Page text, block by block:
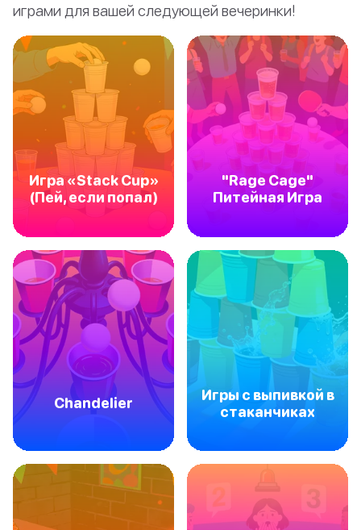
играми для вашей следующей вечеринки!
Игра «Stack Cup»
(Пей, если попал)
"Rage Cage"
Питейная Игра
Chandelier
Игры с выпивкой в
стаканчиках